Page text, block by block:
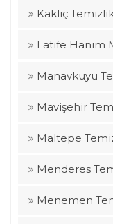
Kaklıç
Latife Hanım
Manavkuyu
Mavişehir
Maltepe
Menderes
Menemen